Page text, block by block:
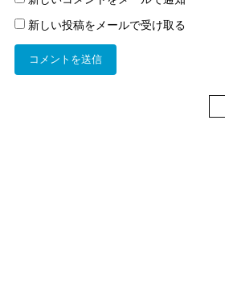
新しい投稿をメールで受け取る